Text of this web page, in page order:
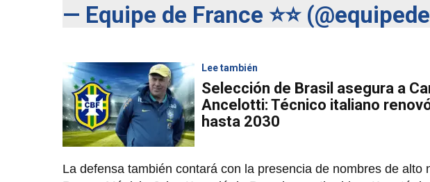
— Equipe de France ⭐⭐
Lee también
Selección de Brasil asegura a
Ancelotti: Técnico italiano
hasta 2030
La defensa también contará con la presencia de nombres de